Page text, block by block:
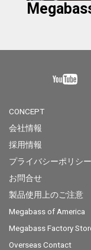
CONCEPT
会社情報
採用情報
プライバシーポリシー
お問合せ
製品使用上のご注意
Megabass of America
Megabass Factory
Overseas Contact